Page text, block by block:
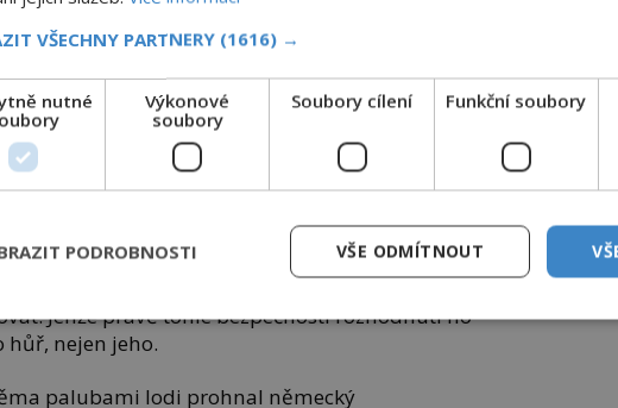
dostal od britské vlády rozkaz, aby „naložil
se při tom na mezinárodní zákony“.
více než 6000 mužů, když nebezpečně blízko
a zničily nedalekou loď. Kapitán
vrátí, zastavil přísun uprchlíků na palubu.
širé moře.
totiž nechránila před smrtícími ponorkami.
Jenže právě tohle bezpečností rozhodnutí ho
hůř, nejen jeho.
palubami lodi prohnal německý
VŠECHNY PARTNERY (1616) →
nutné
Výkonové
soubory
Soubory cílení Funkční soubory
VŠE ODMÍTNOUT
PODROBNOSTI